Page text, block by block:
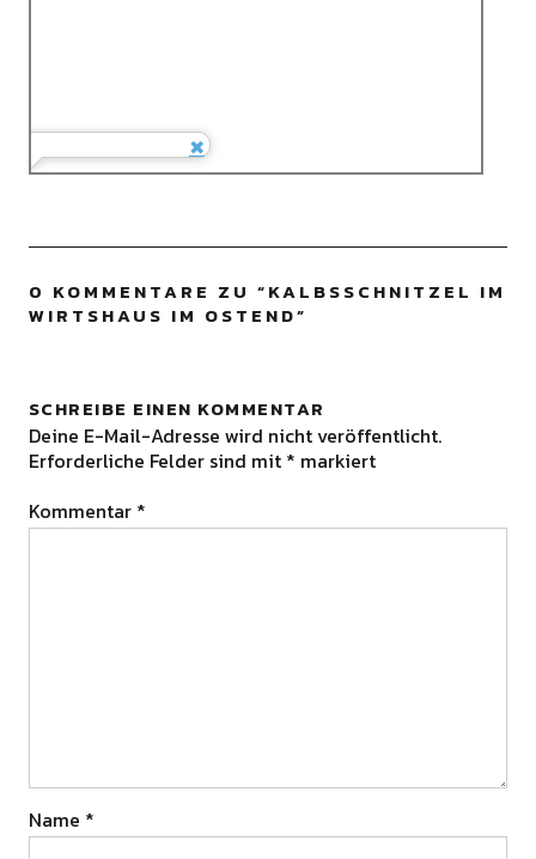
0 KOMMENTARE ZU “KALBSSCHNITZEL IM
WIRTSHAUS IM OSTEND”
SCHREIBE EINEN KOMMENTAR
Deine E-Mail-Adresse wird nicht veröffentlicht.
Erforderliche Felder sind mit * markiert
Kommentar *
Name *